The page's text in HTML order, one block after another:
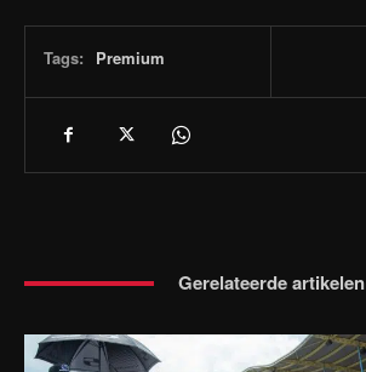
Tags: Premium
Gerelateerde artikelen